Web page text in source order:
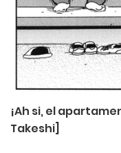
¡Ah si, el
Takeshi]